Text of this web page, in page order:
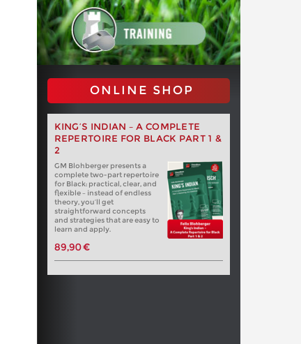
ONLINE SHOP
KING’S INDIAN – A COMPLETE
REPERTOIRE FOR BLACK PART 1 &
2
GM Blohberger presents a
complete two-part repertoire
for Black: practical, clear, and
flexible – instead of endless
theory, you’ll get
straightforward concepts
and strategies that are easy to
learn and apply.
89,90 €